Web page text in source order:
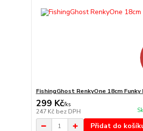
FishingGhost RenkyOne 18cm Funky
299 Kč/ks
247 Kč bez DPH
Přidat do